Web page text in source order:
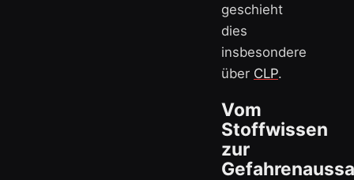
geschieht
dies
insbesondere
über CLP.
Vom
Stoffwissen
zur